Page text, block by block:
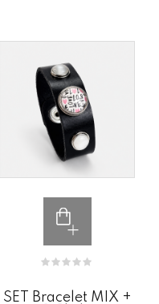
SET Bracelet MIX +